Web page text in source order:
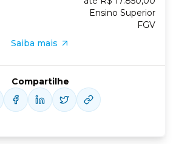
Ensino Superior
FGV
Saiba mais
Compartilhe